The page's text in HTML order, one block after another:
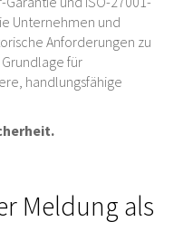
Unternehmen und
Anforderungen zu
Grundlage für
handlungsfähige
Meldung als